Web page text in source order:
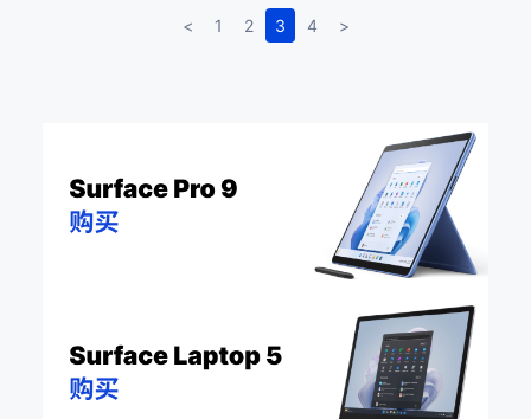
< 1 2 3 4 >